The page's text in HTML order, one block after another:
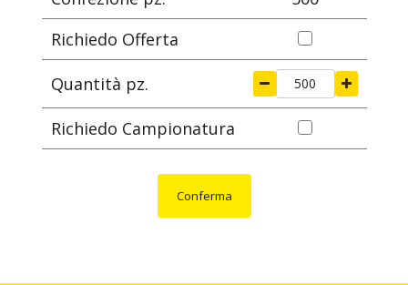
Richiedo Offerta
Quantità pz.
Richiedo Campionatura
Conferma